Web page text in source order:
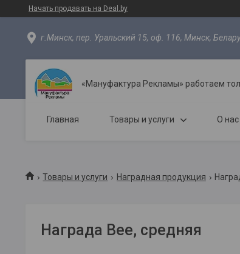
Начать продавать на Deal.by
г.Минск, пер. Уральский 15, оф. 116, Минск,
«Мануфактура Рекламы» работаем
Главная Товары и услуги О нас
Товары и услуги Наградная продукция
Награда Bee, средняя